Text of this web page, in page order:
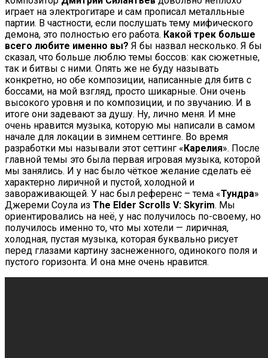
играет на электрогитаре и сам прописал металльные
партии. В частности, если послушать тему мифического
демона, это полностью его работа. Какой трек больше
всего любите именно вы? Я бы назвал несколько. Я бы
сказал, что больше люблю темы боссов: как сюжетные,
так и битвы с ними. Опять же не буду называть
конкретно, но обе композиции, написанные для битв с
боссами, на мой взгляд, просто шикарные. Они очень
высокого уровня и по композиции, и по звучанию. И в
итоге они задевают за душу. Ну, лично меня. И мне
очень нравится музыка, которую мы написали в самом
начале для локации в зимнем сеттинге. Во время
разработки мы называли этот сеттинг «Карелия». После
главной темы это была первая игровая музыка, которой
мы занялись. И у нас было чёткое желание сделать её
характерно лиричной и пустой, холодной и
завораживающей. У нас был референс – тема «Тундра»
Джереми Соула из The Elder Scrolls V: Skyrim. Мы
ориентировались на неё, у нас получилось по-своему, но
получилось именно то, что мы хотели — лиричная,
холодная, пустая музыка, которая буквально рисует
перед глазами картину заснеженного, одинокого поля и
пустого горизонта. И она мне очень нравится.